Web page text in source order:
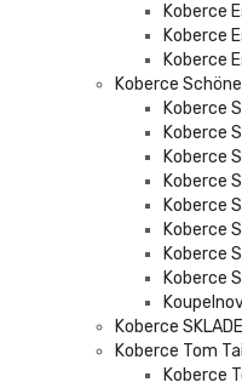
Koberce
Koberce
Koberce
Koberce
Koberce
Koberce
Koberce
Koberce
Koberce
Koberce
Koberce
Koberce
Koberce
Koberce Tom
Koberce